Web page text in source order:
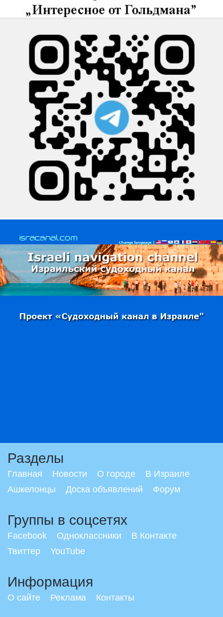
Разделы
Главная Новости О городе
В Израиле
Ашкелонцы
Доска объявлений Форум
Группы в соцсетях
Facebook Одноклассники
В Контакте
Твиттер
YouTube
Информация
О сайте Реклама Контакты